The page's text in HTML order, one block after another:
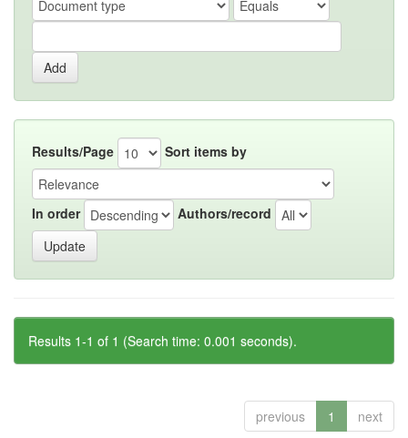
Results/Page Sort items by
In order Authors/record
Results 1-1 of 1 (Search time: 0.001 seconds).
previous 1 next